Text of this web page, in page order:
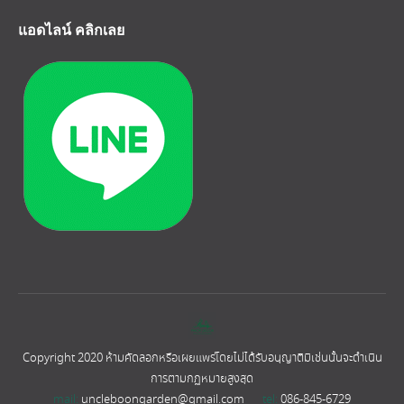
แอดไลน์ คลิกเลย
Copyright 2020 ห้ามคัดลอกหรือเผยแพร่โดยไม่ได้รับอนุญาติมิเช่นนั้นจะดำเนิน
การตามกฏหมายสูงสุด
mail: uncleboongarden@gmail.com tel: 086-845-6729